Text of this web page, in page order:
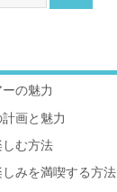
の魅力
画と魅力
む方法
みを満喫する方法